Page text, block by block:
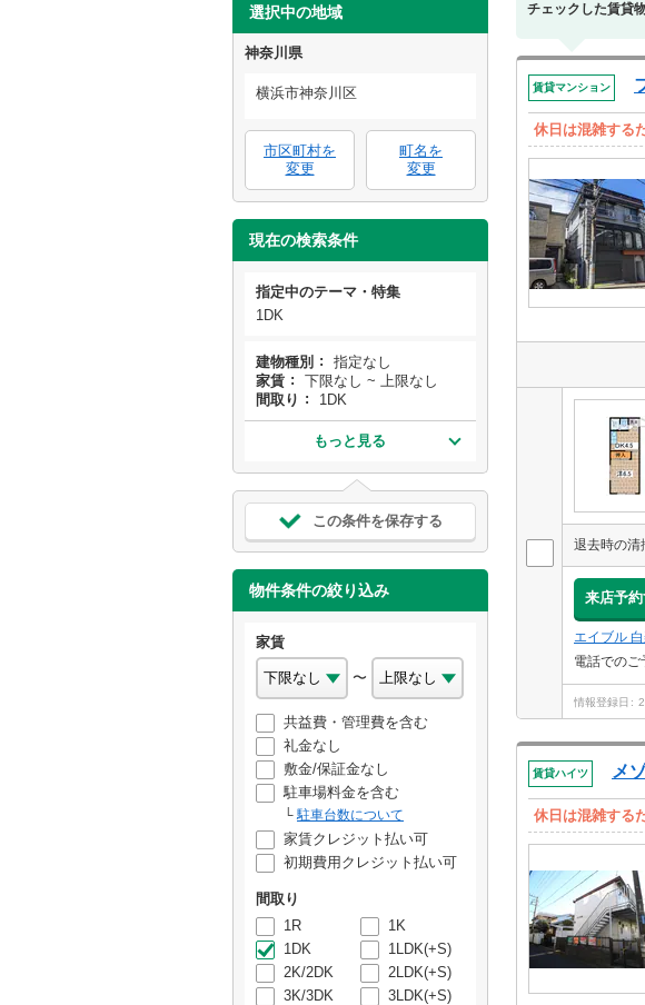
選択中の地域
神奈川県
横浜市神奈川区
市区町村を
変更
町名を
変更
現在の検索条件
指定中のテーマ・特集
1DK
建物種別
指定なし
家賃
下限なし ~ 上限なし
間取り
1DK
もっと見る
この条件を保存する
物件条件の絞り込み
家賃
〜
共益費・管理費を含む
礼金なし
敷金/保証金なし
駐車場料金を含む
駐車台数について
家賃クレジット払い可
初期費用クレジット払い可
間取り
1R
1K
1DK
1LDK(+S)
2K/2DK
2LDK(+S)
3K/3DK
3LDK(+S)
チェックした賃貸
賃貸マンション
休日は混雑する
来店予約
エイブル
電話でのご
情報登録日
賃貸ハイツ メ
休日は混雑する